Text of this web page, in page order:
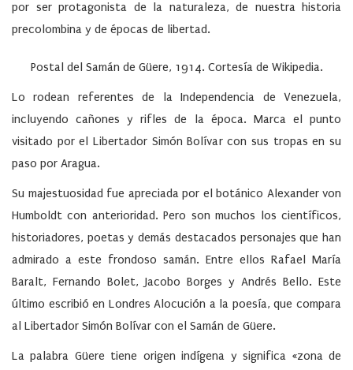
por ser protagonista de la naturaleza, de nuestra historia
precolombina y de épocas de libertad.
Postal del Samán de Güere, 1914. Cortesía de Wikipedia.
Lo rodean referentes de la Independencia de Venezuela,
incluyendo cañones y rifles de la época. Marca el punto
visitado por el Libertador Simón Bolívar con sus tropas en su
paso por Aragua.
Su majestuosidad fue apreciada por el botánico Alexander von
Humboldt con anterioridad. Pero son muchos los científicos,
historiadores, poetas y demás destacados personajes que han
admirado a este frondoso samán. Entre ellos Rafael María
Baralt, Fernando Bolet, Jacobo Borges y Andrés Bello. Este
último escribió en Londres Alocución a la poesía, que compara
al Libertador Simón Bolívar con el Samán de Güere.
La palabra Güere tiene origen indígena y significa «zona de